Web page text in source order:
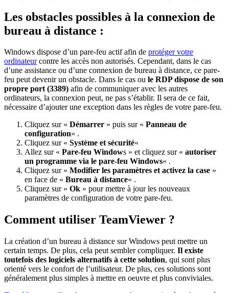
Les obstacles possibles à la connexion de
bureau à distance :
Windows dispose d’un pare-feu actif afin de protéger votre
ordinateurcontre les accès non autorisés. Cependant, dans le cas
d’une assistance ou d’une connexion de bureau à distance, ce pare-
feu peut devenir un obstacle. Dans le cas ou le RDP dispose de son
propre port (3389) afin de communiquer avec les autres
ordinateurs, la connexion peut, ne pas s’établir. Il sera de ce fait,
nécessaire d’ajouter une exception dans les règles de votre pare-feu.
Cliquez sur « Démarrer » puis sur « Panneau de
configuration« .
Cliquez sur « Système et sécurité«
Allez sur « Pare-feu Windows » et cliquez sur « autoriser
un programme via le pare-feu Windows« .
Cliquez sur « Modifier les paramètres et activez la case »
en face de « Bureau à distance« .
Cliquez sur « Ok » pour mettre à jour les nouveaux
paramètres de configuration de votre pare-feu.
Comment utiliser TeamViewer ?
La création d’un bureau à distance sur Windows peut mettre un
certain temps. De plus, cela peut sembler compliquer. Il existe
toutefois des logiciels alternatifs à cette solution, qui sont plus
orienté vers le confort de l’utilisateur. De plus, ces solutions sont
généralement plus simples à mettre en oeuvre et plus conviviales.